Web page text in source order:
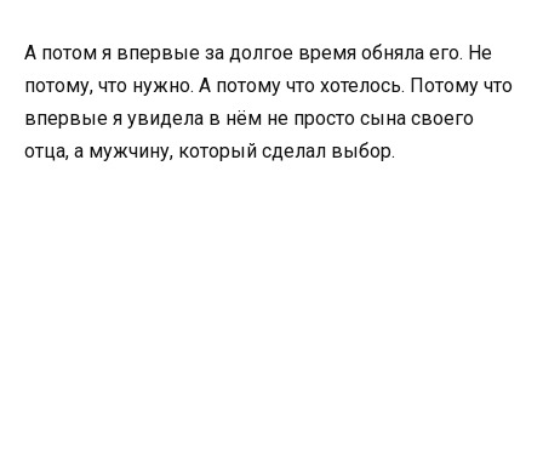
А потом я впервые за долгое время обняла его. Не
потому, что нужно. А потому что хотелось. Потому что
впервые я увидела в нём не просто сына своего
отца, а мужчину, который сделал выбор.